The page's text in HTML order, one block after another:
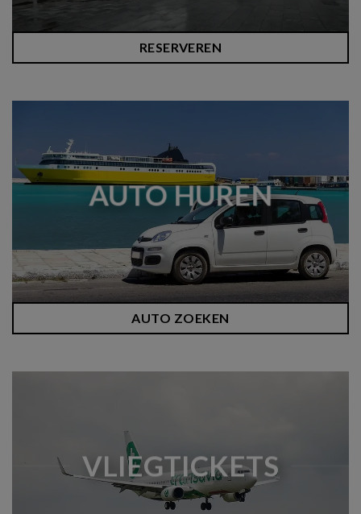
RESERVEREN
AUTO HUREN
AUTO ZOEKEN
VLIEGTICKETS